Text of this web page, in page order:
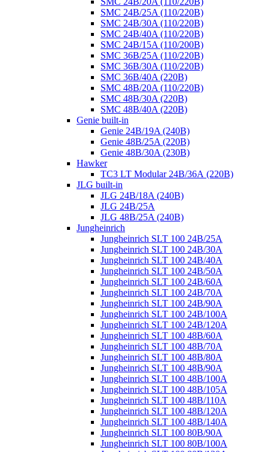
SMC 24B/25A (110/220B)
SMC 24B/30A (110/220B)
SMC 24B/40A (110/220B)
SMC 24B/15A (110/200B)
SMC 36B/25A (110/220B)
SMC 36B/30A (110/220B)
SMC 36B/40A (220B)
SMC 48B/20A (110/220B)
SMC 48B/30A (220B)
SMC 48B/40A (220B)
Genie built-in
Genie 24B/19A (240B)
Genie 48B/25A (220B)
Genie 48B/30A (230B)
Hawker
TC3 LT Modular 24В/36А (220B)
JLG built-in
JLG 24B/18A (240B)
JLG 24B/25A
JLG 48B/25A (240B)
Jungheinrich
Jungheinrich SLT 100 24B/25A
Jungheinrich SLT 100 24B/30A
Jungheinrich SLT 100 24B/40A
Jungheinrich SLT 100 24B/50A
Jungheinrich SLT 100 24B/60A
Jungheinrich SLT 100 24B/70A
Jungheinrich SLT 100 24B/90A
Jungheinrich SLT 100 24B/100A
Jungheinrich SLT 100 24B/120A
Jungheinrich SLT 100 48B/60A
Jungheinrich SLT 100 48B/70A
Jungheinrich SLT 100 48B/80A
Jungheinrich SLT 100 48B/90A
Jungheinrich SLT 100 48B/100A
Jungheinrich SLT 100 48B/105A
Jungheinrich SLT 100 48B/110A
Jungheinrich SLT 100 48B/120A
Jungheinrich SLT 100 48B/140A
Jungheinrich SLT 100 80B/90A
Jungheinrich SLT 100 80B/100A